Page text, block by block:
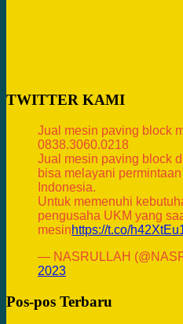
TWITTER KAMI
Jual mesin paving block
0838.3060.0218
Jual mesin paving block
bisa melayani
Indonesia.
Untuk memenuhi
pengusaha UKM yang
mesinhttps://t.co/
— NASRULLAH
2023
Pos-pos Terbaru